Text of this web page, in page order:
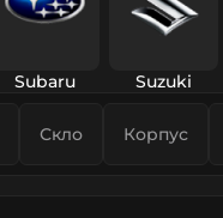
Subaru Suzuki
Скло Корпус